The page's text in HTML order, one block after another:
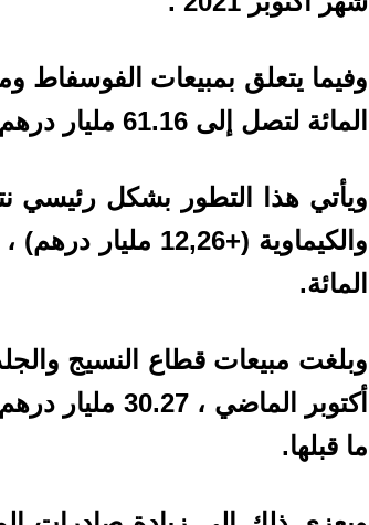
المائة لتصل إلى 61.16 مليار درهم مع متم شهر أكتوبر 2021.
ويأتي هذا التطور بشكل رئيسي
المائة.
وبلغت مبيعات قطاع النسيج
ما قبلها.